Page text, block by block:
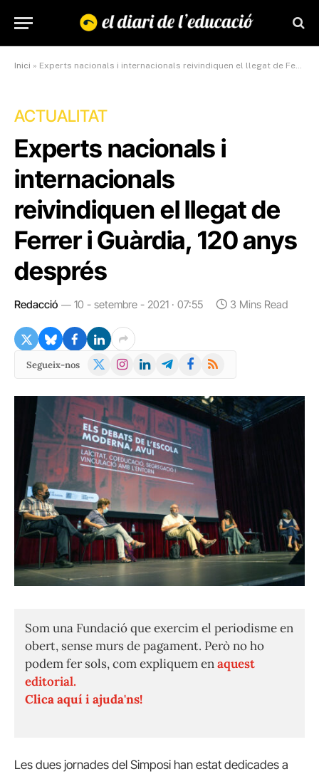
Inici » Experts nacionals i internacionals reivindiquen el llegat de Ferrer i Guàrdia, 120 anys després
ACTUALITAT
Experts nacionals i
internacionals
reivindiquen el llegat de
Ferrer i Guàrdia, 120 anys
després
Redacció 10 - setembre - 2021 · 07:55 3 Mins Read
Segueix-nos
X
Instagram
LinkedInTelegramFacebook
RSS
Som una Fundació que exercim el periodisme en
obert, sense murs de pagament. Però no ho
podem fer sols, com expliquem enaquest
editorial.
Clica aquí i ajuda'ns!
Les dues jornades del Simposi han estat dedicades a